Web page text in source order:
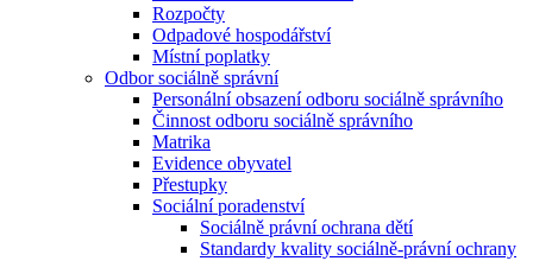
Rozpočty
Odpadové hospodářství
Místní poplatky
Odbor sociálně správní
Personální obsazení odboru sociálně správního
Činnost odboru sociálně správního
Matrika
Evidence obyvatel
Přestupky
Sociální poradenství
Sociálně právní ochrana dětí
Standardy kvality sociálně-právní ochrany